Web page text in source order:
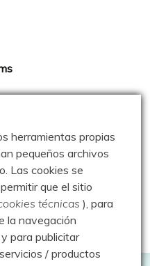
azul
herramientas propias
pequeños archivos
Las cookies se
que el sitio
técnicas ), para
la navegación
para publicitar
/ productos